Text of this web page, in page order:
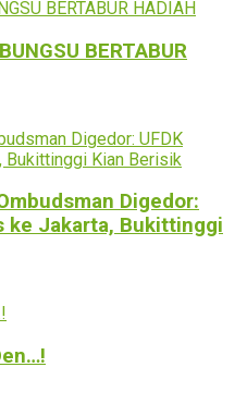
BERTABUR
Digedor:
ke Jakarta, Bukittinggi